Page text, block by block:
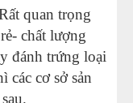
quan trọng
chất lượng
đánh trứng loại
các cơ sở sản